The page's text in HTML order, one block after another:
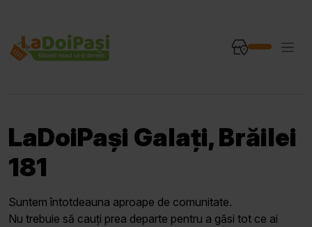
LaDoiPași Galați, Brăilei
181
Suntem întotdeauna aproape de comunitate.
Nu trebuie să cauți prea departe pentru a găsi tot ce ai